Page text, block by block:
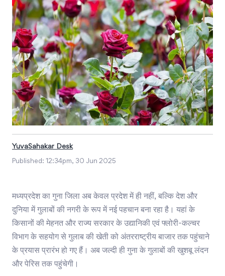
YuvaSahakar Desk
Published: 12:34pm, 30 Jun 2025
मध्यप्रदेश का गुना जिला अब केवल प्रदेश में ही नहीं, बल्कि देश और
दुनिया में गुलाबों की नगरी के रूप में नई पहचान बना रहा है। यहां के
किसानों की मेहनत और राज्य सरकार के उद्यानिकी एवं फ्लोरी-कल्चर
विभाग के सहयोग से गुलाब की खेती को अंतरराष्ट्रीय बाजार तक पहुंचाने
के प्रयास प्रारंभ हो गए हैं। अब जल्दी ही गुना के गुलाबों की खुशबू लंदन
और पेरिस तक पहुंचेगी।